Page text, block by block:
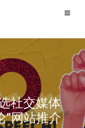
社交媒体
”网站推介